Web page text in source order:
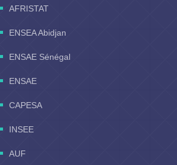
AFRISTAT
ENSEA Abidjan
ENSAE Sénégal
ENSAE
CAPESA
INSEE
AUF